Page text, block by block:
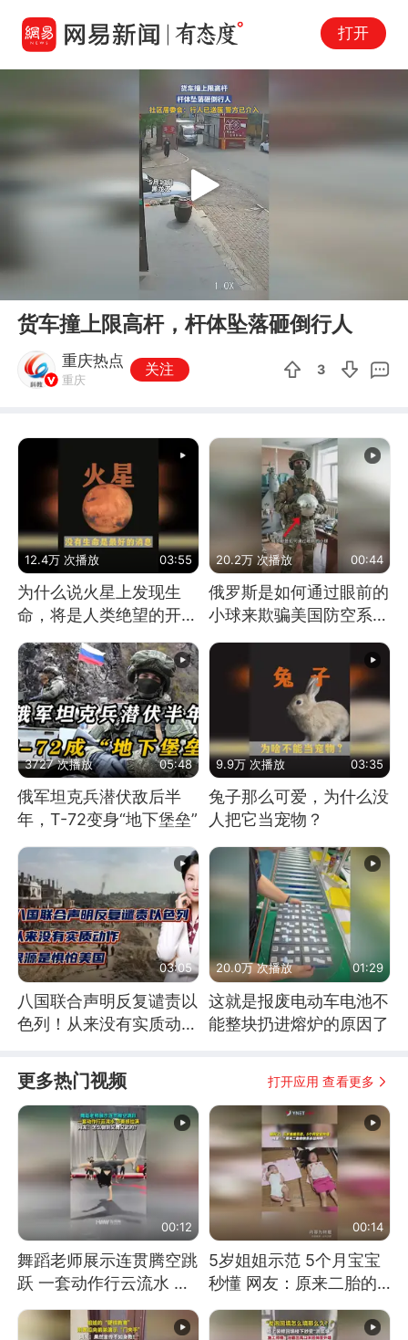
打开
Play
货车撞上限高杆，杆体坠落砸倒行人
重庆热点
重庆
关注 3
12.4万 次播放 03:55
为什么说火星上发现生
命，将是人类绝望的开
始？
20.2万 次播放 00:44
俄罗斯是如何通过眼前的
小球来欺骗美国防空系统
的
3727 次播放 05:48
俄军坦克兵潜伏敌后半
年，T-72变身“地下堡垒”
9.9万 次播放 03:35
兔子那么可爱，为什么没
人把它当宠物？
03:05
八国联合声明反复谴责以
色列！从来没有实质动
20.0万 次播放 01:29
这就是报废电动车电池不
能整块扔进熔炉的原因了
更多热门视频 打开应用 查看更多
00:12
舞蹈老师展示连贯腾空跳
跃 一套动作行云流水 节
奏感拉满 网友：怎么做
到又舞又武的？
00:14
5岁姐姐示范 5个月宝宝
秒懂 网友：原来二胎的
快乐长这样